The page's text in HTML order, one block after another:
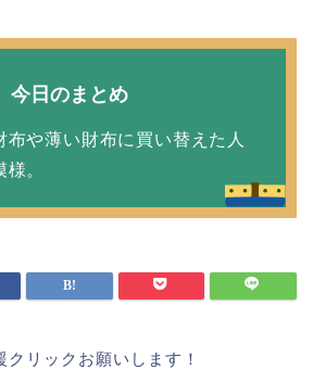
今日のまとめ
布や薄い財布に買い替えた人
。
クリックお願いします！